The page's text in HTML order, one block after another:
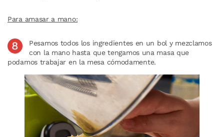
Para amasar a mano:
Pesamos todos los ingredientes en un bol y mezclamos
con la mano hasta que tengamos una masa que
podamos trabajar en la mesa cómodamente.